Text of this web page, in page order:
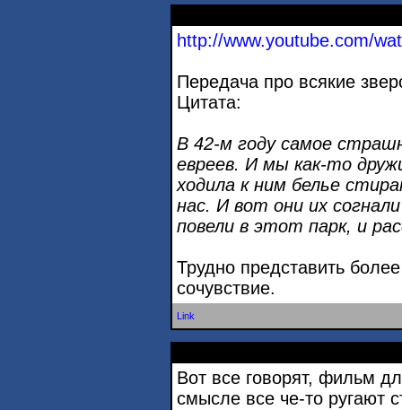
http://www.youtube.com/
Передача про всякие
Цитата:
В 42-м году самое
евреев. И мы как-то
ходила к ним белье
нас. И вот они их согнали
повели в этот парк, и
Трудно представить
сочувствие.
Link
Вот все говорят, фильм
смысле все че-то ругают